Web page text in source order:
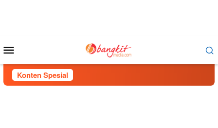
Mobile
Konten Spesial